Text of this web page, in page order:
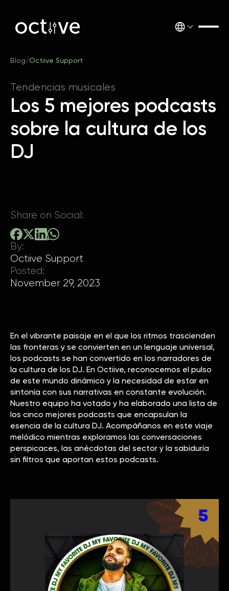
Blog/Octiive Support
Tendencias musicales
Los 5 mejores podcasts
sobre la cultura de los
DJ
Share on Social:
By:
Octiive Support
Posted:
November 29, 2023
En el vibrante paisaje en el que los ritmos trascienden
las fronteras y se convierten en un lenguaje universal,
los podcasts se han convertido en los narradores de
la cultura de los DJ. En Octiive, reconocemos el pulso
de este mundo dinámico y la necesidad de estar en
sintonía con sus narrativas en constante evolución.
Nuestro equipo ha votado y ha elaborado una lista de
los cinco mejores podcasts que encapsulan la
esencia de la cultura DJ. Acompáñanos en este viaje
melódico mientras exploramos las conversaciones
perspicaces, las anécdotas del sector y la sabiduría
sin filtros que aportan estos podcasts.